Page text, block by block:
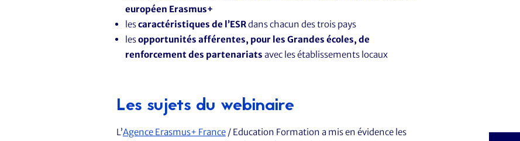
européen Erasmus+
lescaractéristiques de l’ESRdans chacun des trois pays
lesopportunités afférentes, pour les Grandes écoles, de
renforcement des partenariats avec les établissements locaux
Les sujets du webinaire
L’Agence Erasmus+ France/ Education Formation a mis en évidence les